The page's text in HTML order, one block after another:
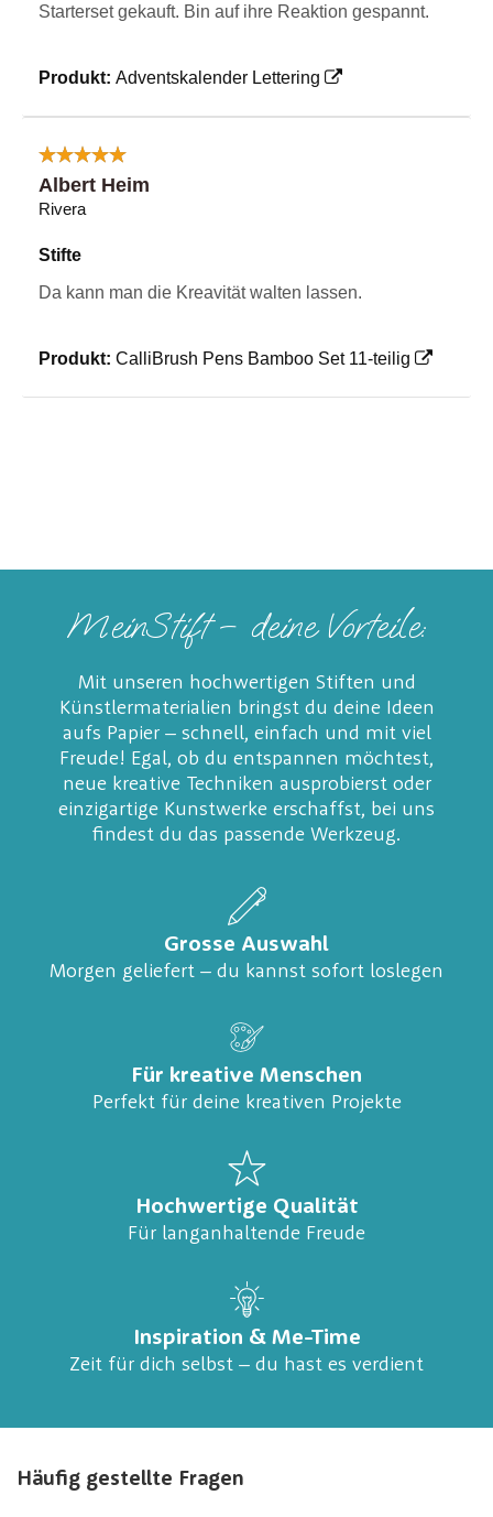
Starterset gekauft. Bin auf ihre Reaktion gespannt.
Produkt: Adventskalender Lettering
Albert Heim
Rivera
Stifte
Da kann man die Kreavität walten lassen.
Produkt: CalliBrush Pens Bamboo Set 11-teilig
MeinStift – deine Vorteile:
Mit unseren hochwertigen Stiften und
Künstlermaterialien bringst du deine Ideen
aufs Papier – schnell, einfach und mit viel
Freude! Egal, ob du entspannen möchtest,
neue kreative Techniken ausprobierst oder
einzigartige Kunstwerke erschaffst, bei uns
findest du das passende Werkzeug.
Grosse Auswahl
Morgen geliefert – du kannst sofort loslegen
Für kreative Menschen
Perfekt für deine kreativen Projekte
Hochwertige Qualität
Für langanhaltende Freude
Inspiration & Me-Time
Zeit für dich selbst – du hast es verdient
Häufig gestellte Fragen